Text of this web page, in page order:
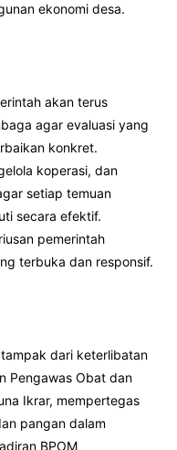
ekonomi desa.
akan terus
agar evaluasi yang
konkret.
koperasi, dan
setiap temuan
secara efektif.
pemerintah
terbuka dan responsif.
dari keterlibatan
Pengawas Obat dan
Ikrar, mempertegas
pangan dalam
BPOM